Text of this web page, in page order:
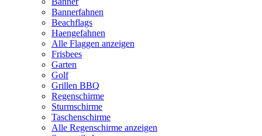
Bannerfahnen
Beachflags
Haengefahnen
Alle Flaggen anzeigen
Frisbees
Garten
Golf
Grillen BBQ
Regenschirme
Sturmschirme
Taschenschirme
Alle Regenschirme anzeigen